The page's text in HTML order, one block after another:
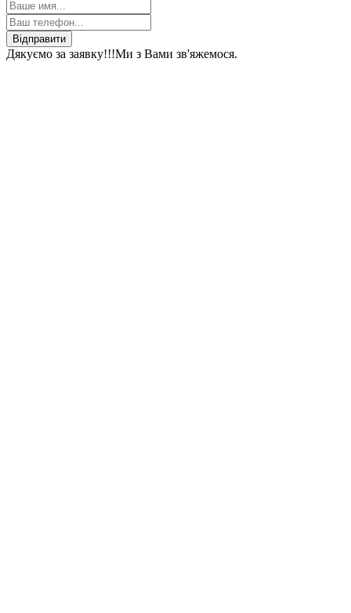
Відправити
Дякуємо за заявку!!!Ми з Вами зв'яжемося.